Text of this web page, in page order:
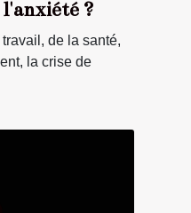
?
de la santé,
la crise de